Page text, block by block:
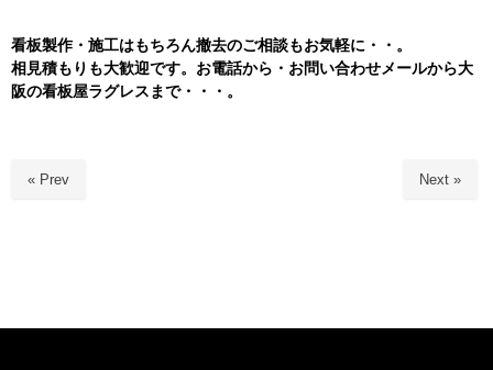
看板製作・施工はもちろん撤去のご相談もお気軽に・・。
相見積もりも大歓迎です。お電話から・お問い合わせメールから大
阪の看板屋ラグレスまで・・・。
« Prev Next »